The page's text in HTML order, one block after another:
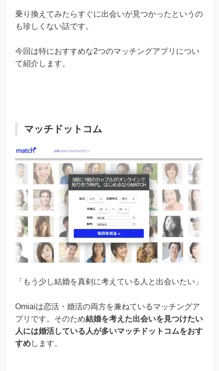
乗り換えてみたらすぐに出会いが見つかったというの
も珍しくない話です。
今回は特におすすめな2つのマッチングアプリについ
て紹介します。
マッチドットコム
「もう少し結婚を真剣に考えている人と出会いたい」
Omiaiは恋活・婚活の両方を兼ねているマッチングア
プリです。そのため結婚を考えた出会いを見つけたい
人には婚活している人が多いマッチドットコムをおす
すめします。